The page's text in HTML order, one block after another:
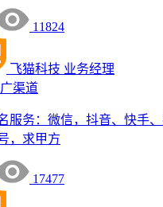
11824
飞猫科技 业务经理
渠道
服务：微信，抖音、快手
，求甲方
17477